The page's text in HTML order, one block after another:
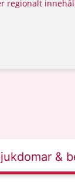
regionalt
&